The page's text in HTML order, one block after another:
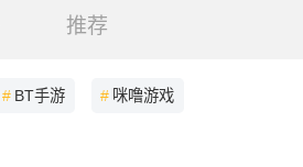
推荐
# BT手游 # 咪噜游戏